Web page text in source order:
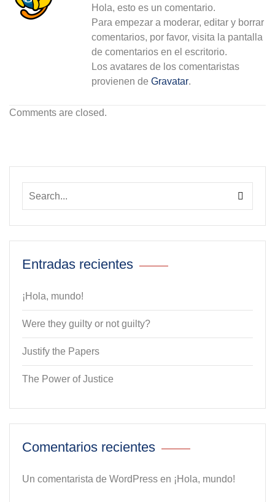
Hola, esto es un comentario.
Para empezar a moderar, editar y borrar
comentarios, por favor, visita la pantalla
de comentarios en el escritorio.
Los avatares de los comentaristas
provienen de Gravatar.
Comments are closed.
Entradas recientes
¡Hola, mundo!
Were they guilty or not guilty?
Justify the Papers
The Power of Justice
Comentarios recientes
Un comentarista de WordPress en ¡Hola, mundo!